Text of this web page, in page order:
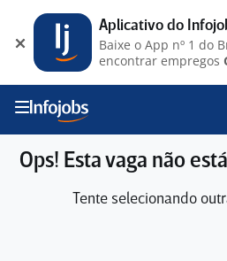
Ops! Esta vaga não
Tente selecionando
Aplicativo do
Baixe o App nº 1 do
encontrar empregos